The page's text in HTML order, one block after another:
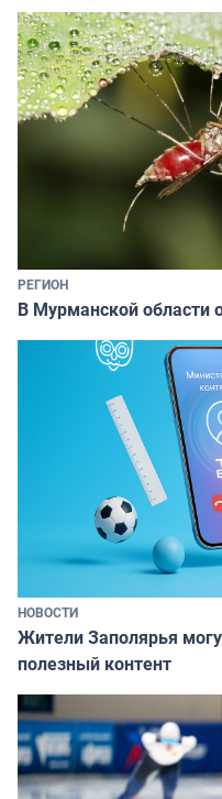
РЕГИОН
В Мурманской области
НОВОСТИ
Жители Заполярья
полезный контент